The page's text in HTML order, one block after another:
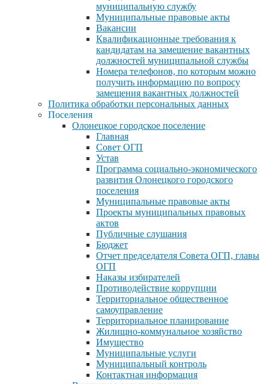
муниципальную службу
Муниципальные правовые акты
Вакансии
Квалификационные требования к
кандидатам на замещение вакантных
должностей муниципальной службы
Номера телефонов, по которым можно
получить информацию по вопросу
замещения вакантных должностей
Политика обработки персональных данных
Поселения
Олонецкое городское поселение
Главная
Совет ОГП
Устав
Программа социально-экономического
развития Олонецкого городского
поселения
Муниципальные правовые акты
Проекты муниципальных правовых
актов
Публичные слушания
Бюджет
Отчет председателя Совета ОГП, главы
ОГП
Наказы избирателей
Противодействие коррупции
Территориальное общественное
самоуправление
Территориальное планирование
Жилищно-коммунальное хозяйство
Имущество
Муниципальные услуги
Муниципальный контроль
Контактная информация